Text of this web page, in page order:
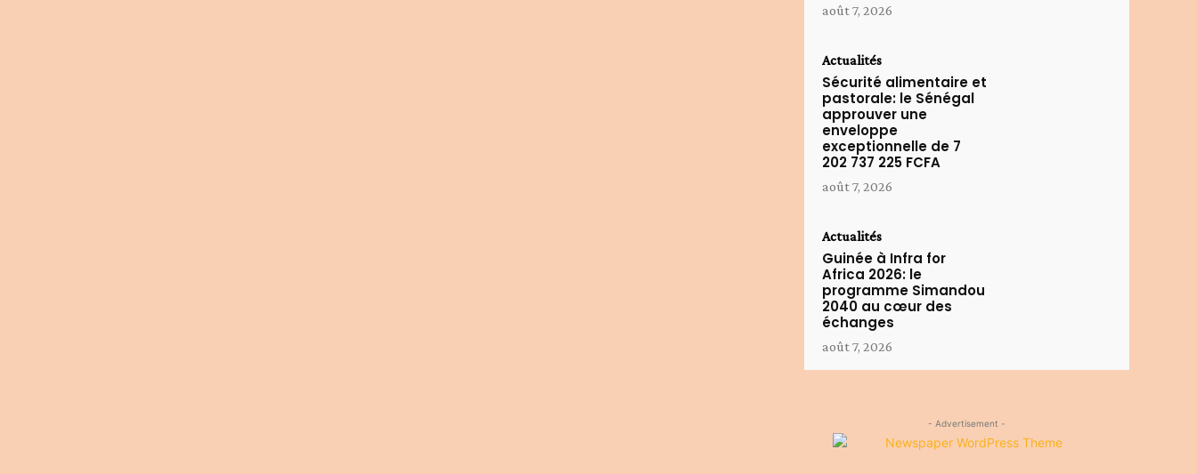
août 7, 2026
Actualités
Sécurité alimentaire et
pastorale: le Sénégal
approuver une
enveloppe
exceptionnelle de 7
202 737 225 FCFA
août 7, 2026
Actualités
Guinée à Infra for
Africa 2026: le
programme Simandou
2040 au cœur des
échanges
août 7, 2026
- Advertisement -